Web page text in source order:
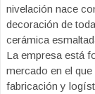
nivelación nace
decoración de
cerámica
La empresa está
mercado en el
fabricación y